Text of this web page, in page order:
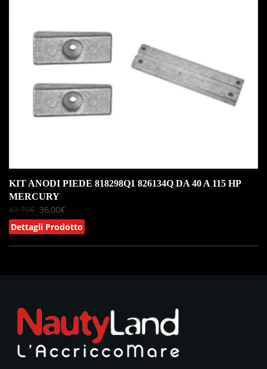
KIT ANODI PIEDE 818298Q1 826134Q DA 40 A 115 HP
MERCURY
41,70€ 36,00€
Dettagli Prodotto